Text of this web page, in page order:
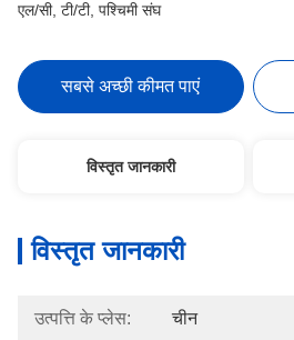
एल/सी, टी/टी, पश्चिमी संघ
सबसे अच्छी कीमत पाएं
विस्तृत जानकारी
विस्तृत जानकारी
उत्पत्ति के प्लेस: चीन